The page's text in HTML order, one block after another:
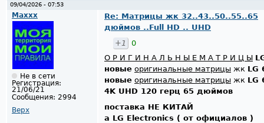
09/04/2026 - 07:53
Maxxx
Не в сети
Регистрация:
21/06/21
Сообщения: 2994
Верх
Re: Матрицы жк 32..43..50..55..65
дюймов ..Full HD .. UHD
+1
0
О Р И Г И Н А Л Ь Н Ы Е М А Т Р И Ц Ы
новые оригинальные матрицы жк LG
новые оригинальные матрицы жк LG
4K UHD 120 герц 65 дюймов
поставка НЕ КИТАЙ
а LG Electronics ( от официалов )